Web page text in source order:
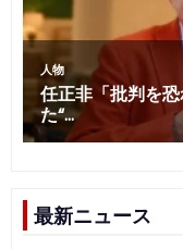
最新ニュース